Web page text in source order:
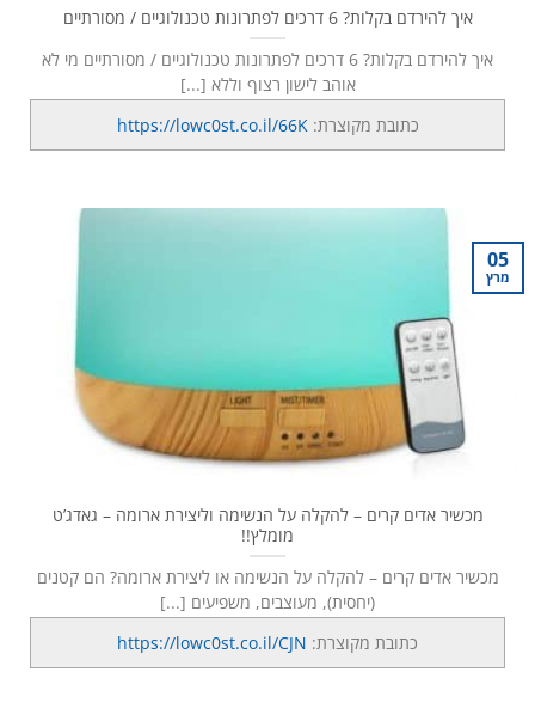
איך להירדם בקלות? 6 דרכים לפתרונות טכנולוגיים / מסורתיים
איך להירדם בקלות? 6 דרכים לפתרונות טכנולוגיים / מסורתיים מי לא
אוהב לישון רצוף וללא [...]
כתובת מקוצרת:https://lowc0st.co.il/66K
מכשיר אדים קרים – להקלה על הנשימה וליצירת ארומה – גאדג’ט
מומלץ!!
מכשיר אדים קרים – להקלה על הנשימה או ליצירת ארומה? הם קטנים
(יחסית), מעוצבים, משפיעים [...]
כתובת מקוצרת: https://lowc0st.co.il/CJN
05
מרץ